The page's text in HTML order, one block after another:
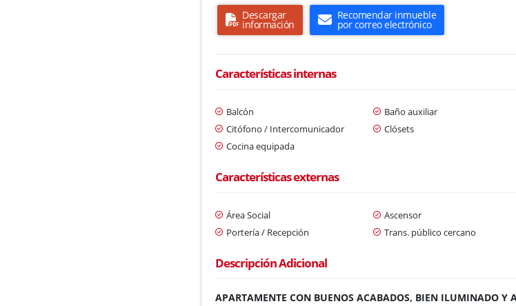
Descargar
información
Recomendar inmueble
por correo electrónico
Características internas
Balcón Baño auxiliar
Citófono / Intercomunicador
Clósets
Cocina equipada
Características externas
Área Social Ascensor
Portería / Recepción
Trans. público cercano
Descripción Adicional
APARTAMENTE CON BUENOS ACABADOS, BIEN ILUMINADO Y